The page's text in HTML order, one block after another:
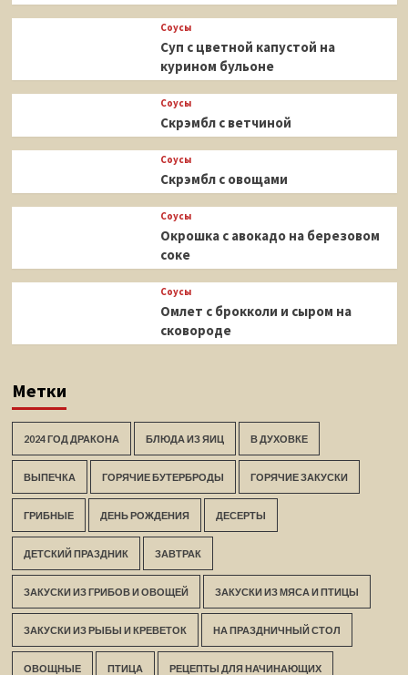
Соусы
Суп с цветной капустой на
курином бульоне
Соусы
Скрэмбл с ветчиной
Соусы
Скрэмбл с овощами
Соусы
Окрошка с авокадо на березовом
соке
Соусы
Омлет с брокколи и сыром на
сковороде
Метки
2024 ГОД ДРАКОНА БЛЮДА ИЗ ЯИЦ В ДУХОВКЕ
ВЫПЕЧКА ГОРЯЧИЕ БУТЕРБРОДЫ ГОРЯЧИЕ ЗАКУСКИ
ГРИБНЫЕ ДЕНЬ РОЖДЕНИЯ ДЕСЕРТЫ
ДЕТСКИЙ ПРАЗДНИК ЗАВТРАК
ЗАКУСКИ ИЗ ГРИБОВ И ОВОЩЕЙ ЗАКУСКИ ИЗ МЯСА И ПТИЦЫ
ЗАКУСКИ ИЗ РЫБЫ И КРЕВЕТОК НА ПРАЗДНИЧНЫЙ СТОЛ
ОВОЩНЫЕ ПТИЦА РЕЦЕПТЫ ДЛЯ НАЧИНАЮЩИХ